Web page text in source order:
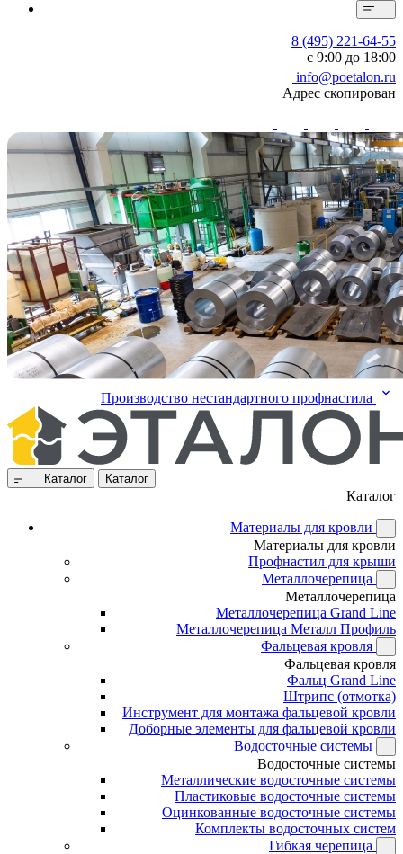
8 (495) 221-64-55
с 9:00 до 18:00
info@poetalon.ru
Адрес скопирован
Производство нестандартного профнастила
Каталог Каталог
Каталог
Материалы для кровли
Материалы для кровли
Профнастил для крыши
Металлочерепица
Металлочерепица
Металлочерепица Grand Line
Металлочерепица Металл Профиль
Фальцевая кровля
Фальцевая кровля
Фальц Grand Line
Штрипс (отмотка)
Инструмент для монтажа фальцевой кровли
Доборные элементы для фальцевой кровли
Водосточные системы
Водосточные системы
Металлические водосточные системы
Пластиковые водосточные системы
Оцинкованные водосточные системы
Комплекты водосточных систем
Гибкая черепица